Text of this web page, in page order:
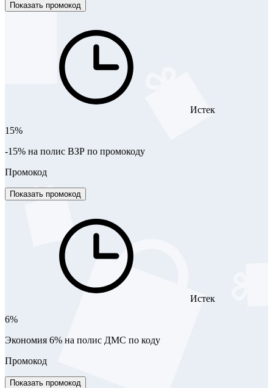
Показать промокод
Истек
15%
-15% на полис ВЗР по промокоду
Промокод
Показать промокод
Истек
6%
Экономия 6% на полис ДМС по коду
Промокод
Показать промокод